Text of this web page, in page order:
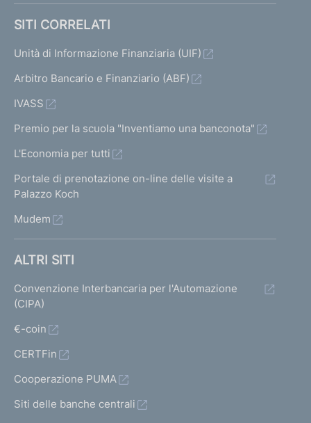
SITI CORRELATI
Unità di Informazione Finanziaria (UIF)
Arbitro Bancario e Finanziario (ABF)
IVASS
Premio per la scuola "Inventiamo una banconota"
L'Economia per tutti
Portale di prenotazione on-line delle visite a
Palazzo Koch
Mudem
ALTRI SITI
Convenzione Interbancaria per l'Automazione
(CIPA)
€-coin
CERTFin
Cooperazione PUMA
Siti delle banche centrali